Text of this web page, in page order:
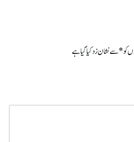
کو*سے نشان زد کیا گیا ہے